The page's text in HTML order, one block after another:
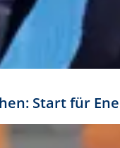
Start für